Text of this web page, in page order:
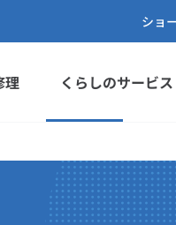
理 くらしのサービス
ショ